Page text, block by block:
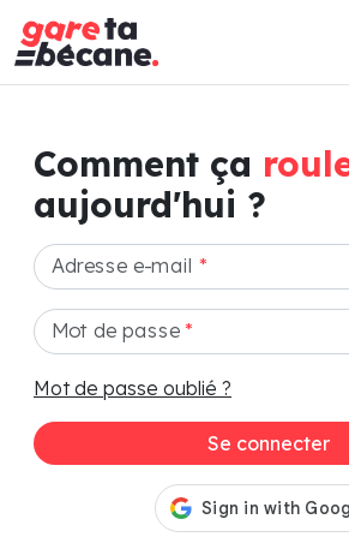
Comment ça
aujourd'hui ?
Adresse e-mail *
Mot de passe*
Mot de passe oublié ?
Se connecter